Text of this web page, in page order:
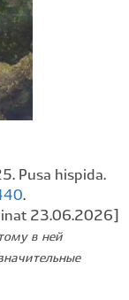
Pusa hispida.
.
23.06.2026]
в ней